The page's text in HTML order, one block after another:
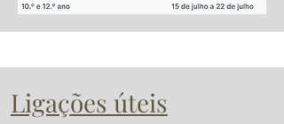
Ligações úteis